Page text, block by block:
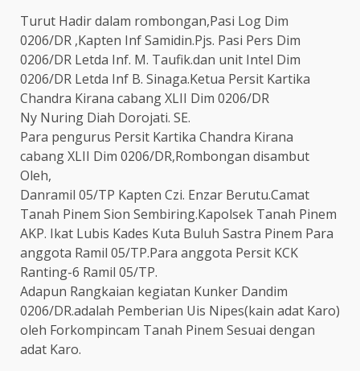
Turut Hadir dalam rombongan,Pasi Log Dim
0206/DR ,Kapten Inf Samidin.Pjs. Pasi Pers Dim
0206/DR Letda Inf. M. Taufik.dan unit Intel Dim
0206/DR Letda Inf B. Sinaga.Ketua Persit Kartika
Chandra Kirana cabang XLII Dim 0206/DR
Ny Nuring Diah Dorojati. SE.
Para pengurus Persit Kartika Chandra Kirana
cabang XLII Dim 0206/DR,Rombongan disambut
Oleh,
Danramil 05/TP Kapten Czi. Enzar Berutu.Camat
Tanah Pinem Sion Sembiring.Kapolsek Tanah Pinem
AKP. Ikat Lubis Kades Kuta Buluh Sastra Pinem Para
anggota Ramil 05/TP.Para anggota Persit KCK
Ranting-6 Ramil 05/TP.
Adapun Rangkaian kegiatan Kunker Dandim
0206/DR.adalah Pemberian Uis Nipes(kain adat Karo)
oleh Forkompincam Tanah Pinem Sesuai dengan
adat Karo.